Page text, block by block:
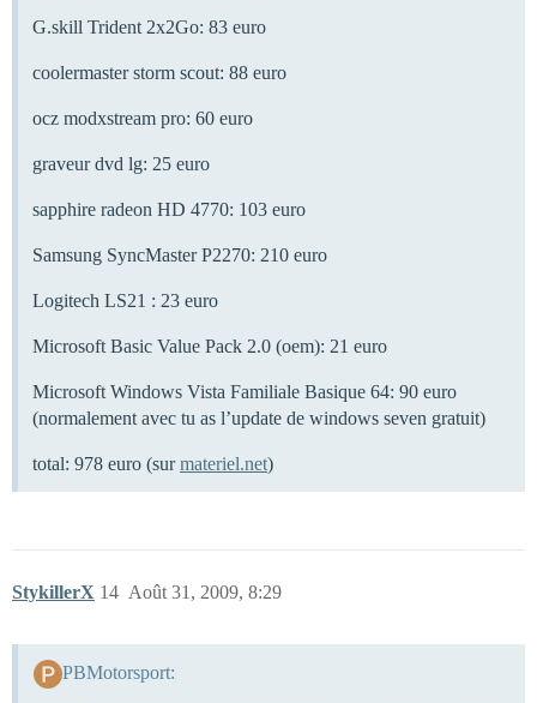
G.skill Trident 2x2Go: 83 euro
coolermaster storm scout: 88 euro
ocz modxstream pro: 60 euro
graveur dvd lg: 25 euro
sapphire radeon HD 4770: 103 euro
Samsung SyncMaster P2270: 210 euro
Logitech LS21 : 23 euro
Microsoft Basic Value Pack 2.0 (oem): 21 euro
Microsoft Windows Vista Familiale Basique 64: 90 euro
(normalement avec tu as l’update de windows seven gratuit)
total: 978 euro (surmateriel.net)
StykillerX Août 31, 2009, 8:29
14
PBMotorsport: